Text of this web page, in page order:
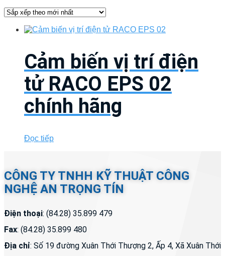
Cảm biến vị trí điện
tử RACO EPS 02
chính hãng
Đọc tiếp
CÔNG TY TNHH KỸ THUẬT CÔNG
NGHỆ AN TRỌNG TÍN
Điện thoại: (84.28) 35.899 479
Fax: (84.28) 35.899 480
Địa chỉ: Số 19 đường Xuân Thới Thượng 2, Ấp 4, Xã Xuân Thới